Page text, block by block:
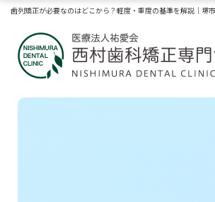
歯列矯正が必要なのはどこから？軽度・重度の基準を解説｜堺